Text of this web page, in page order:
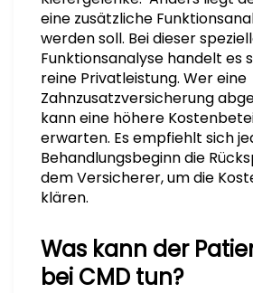
eine zusätzliche
werden soll. Bei dieser
Funktionsanalyse handelt es
reine Privatleistung. Wer eine
Zahnzusatzversicherung
kann eine höhere
erwarten. Es empfiehlt sich
Behandlungsbeginn die
dem Versicherer, um die
klären.
Was kann der
bei CMD tun?